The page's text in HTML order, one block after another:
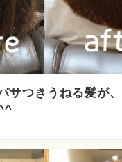
サつきうねる髪が